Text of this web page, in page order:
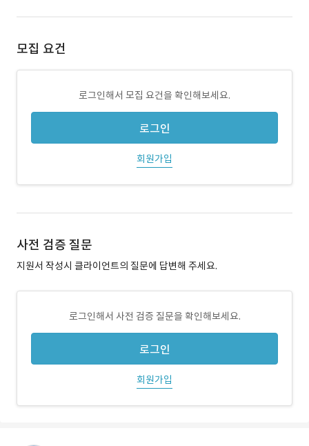
모집 요건
로그인해서 모집 요건을 확인해보세요.
로그인
회원가입
사전 검증 질문
지원서 작성시 클라이언트의 질문에 답변해 주세요.
로그인해서 사전 검증 질문을 확인해보세요.
로그인
회원가입